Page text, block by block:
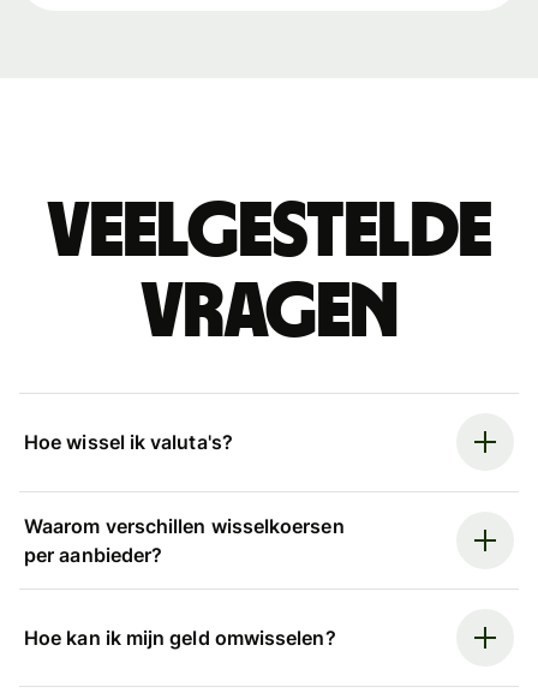
Veelgestelde
vragen
Hoe wissel ik valuta's?
Waarom verschillen wisselkoersen
per aanbieder?
Hoe kan ik mijn geld omwisselen?